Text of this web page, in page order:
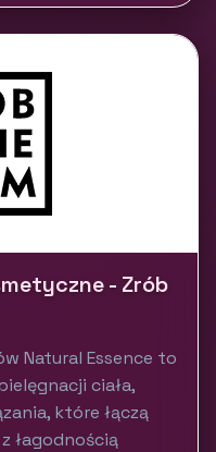
- Zrób
Natural Essence to
ciała,
które łączą
łagodnością